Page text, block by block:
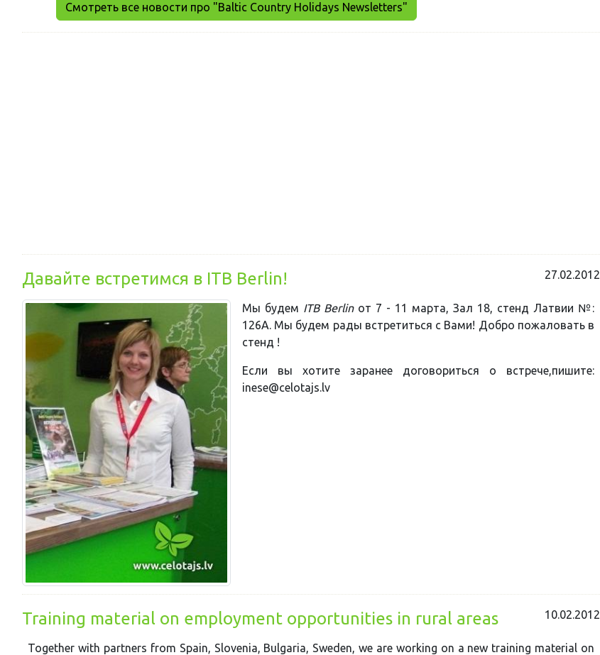
Смотреть все новости про "Baltic Country Holidays Newsletters"
Давайте встретимся в ITB Berlin! 27.02.2012
Мы будем ITB Berlinот 7 - 11 марта, Зал 18, стенд Латвии №:
126A. Мы будем рады встретиться с Вами! Добро пожаловать в
стенд !
Если вы хотите заранее договориться о встрече,пишите:
inese@celotajs.lv
Training material on employment opportunities in rural areas 10.02.2012
Together with partners from Spain, Slovenia, Bulgaria, Sweden, we are working on a new training material on